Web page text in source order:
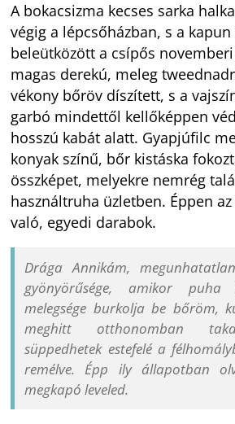
A bokacsizma kecses sarka
végig a lépcsőházban, s a
beleütközött a csípős
magas derekú, meleg
vékony bőröv díszített, s a
garbó mindettől kellőképpen
hosszú kabát alatt. Gyapjúfilc
konyak színű, bőr kistáska
összképet, melyekre nemrég
használtruha üzletben. Éppen
való, egyedi darabok.
Drága Annikám,
gyönyörűsége, amikor puha
melegsége burkolja be bőröm,
meghitt otthonomban
süppedhetek estefelé a
remélve. Épp ily állapotban
megkapó leveled.